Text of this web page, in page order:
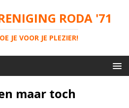
RODA '71
JE VOOR JE PLEZIER!
maar toch